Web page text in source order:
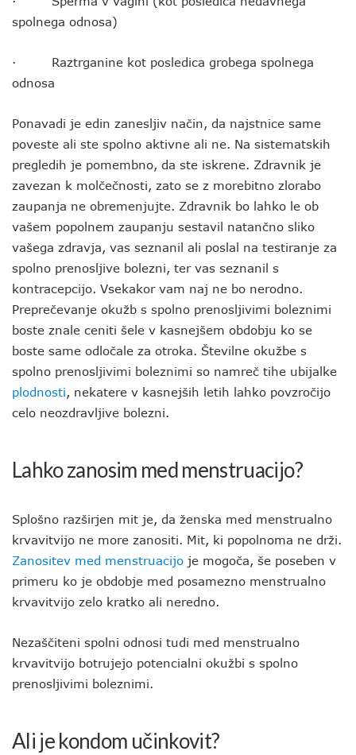
spolnega odnosa)
· Raztrganine kot posledica grobega spolnega
odnosa
Ponavadi je edin zanesljiv način, da najstnice same
poveste ali ste spolno aktivne ali ne. Na sistematskih
pregledih je pomembno, da ste iskrene. Zdravnik je
zavezan k molčečnosti, zato se z morebitno zlorabo
zaupanja ne obremenjujte. Zdravnik bo lahko le ob
vašem popolnem zaupanju sestavil natančno sliko
vašega zdravja, vas seznanil ali poslal na testiranje za
spolno prenosljive bolezni, ter vas seznanil s
kontracepcijo. Vsekakor vam naj ne bo nerodno.
Preprečevanje okužb s spolno prenosljivimi boleznimi
boste znale ceniti šele v kasnejšem obdobju ko se
boste same odločale za otroka. Številne okužbe s
spolno prenosljivimi boleznimi so namreč tihe ubijalke
plodnosti, nekatere v kasnejših letih lahko povzročijo
celo neozdravljive bolezni.
Lahko zanosim med menstruacijo?
Splošno razširjen mit je, da ženska med menstrualno
krvavitvijo ne more zanositi. Mit, ki popolnoma ne drži.
Zanositev med menstruacijo je mogoča, še poseben v
primeru ko je obdobje med posamezno menstrualno
krvavitvijo zelo kratko ali neredno.
Nezaščiteni spolni odnosi tudi med menstrualno
krvavitvijo botrujejo potencialni okužbi s spolno
prenosljivimi boleznimi.
Ali je kondom učinkovit?